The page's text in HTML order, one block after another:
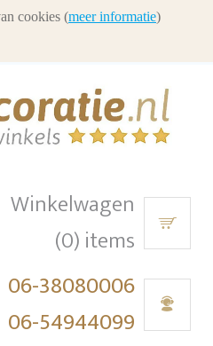
Winkelwagen
(0) items
06-38080006
06-54944099
cookies (meer informatie)